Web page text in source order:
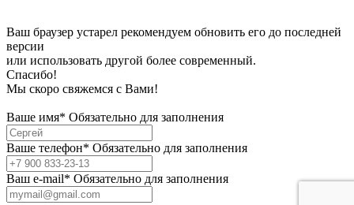
Ваш браузер устарел рекомендуем обновить его до последней
версии
или использовать другой более современный.
Спасибо!
Мы скоро свяжемся с Вами!
Ваше имя* Обязательно для заполнения
Ваше телефон* Обязательно для заполнения
Bаш e-mail* Обязательно для заполнения